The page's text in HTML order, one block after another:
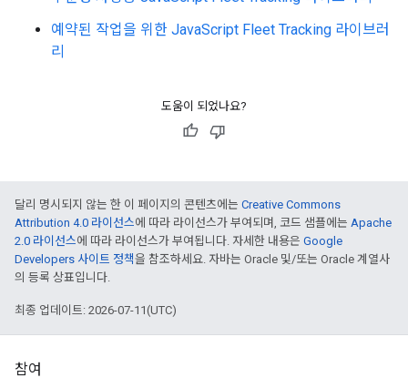
예약된 작업을 위한 JavaScript Fleet Tracking 라이브러
리
도움이 되었나요?
달리 명시되지 않는 한 이 페이지의 콘텐츠에는 Creative Commons
Attribution 4.0 라이선스에 따라 라이선스가 부여되며, 코드 샘플에는 Apache
2.0 라이선스에 따라 라이선스가 부여됩니다. 자세한 내용은 Google
Developers 사이트 정책을 참조하세요. 자바는 Oracle 및/또는 Oracle 계열사
의 등록 상표입니다.
최종 업데이트: 2026-07-11(UTC)
참여